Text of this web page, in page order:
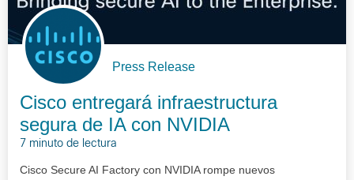
Press Release
Cisco entregará infraestructura
segura de IA con NVIDIA
7 minuto de lectura
Cisco Secure AI Factory con NVIDIA rompe nuevos